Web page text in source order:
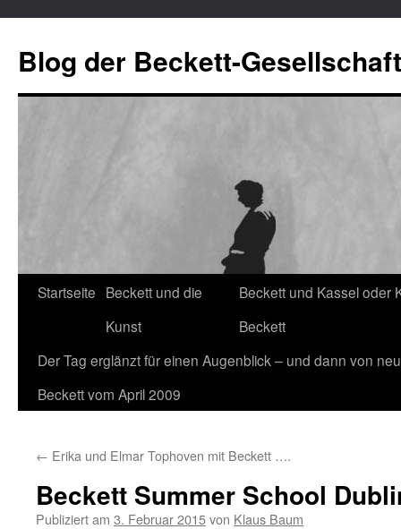
Blog der Beckett-Gesellschaft
Zum
springen
Startseite Beckett und die
Kunst
Beckett und Kassel oder
Beckett
Der Tag erglänzt für einen Augenblick – und dann von
Beckett vom April 2009
← Erika und Elmar Tophoven mit Beckett ….
Beckett Summer School
Publiziert am 3. Februar 2015von Klaus Baum